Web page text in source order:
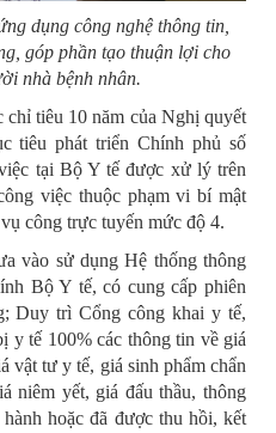
dụng công nghệ thông tin,
góp phần tạo thuận lợi cho
nhà bệnh nhân.
chỉ tiêu 10 năm của Nghị quyết
tiêu phát triển Chính phủ số
tại Bộ Y tế được xử lý trên
việc thuộc phạm vi bí mật
công trực tuyến mức độ 4.
vào sử dụng Hệ thống thông
Bộ Y tế, có cung cấp phiên
Duy trì Cổng công khai y tế,
y tế 100% các thông tin về giá
vật tư y tế, giá sinh phẩm chẩn
niêm yết, giá đấu thầu, thông
hoặc đã được thu hồi, kết